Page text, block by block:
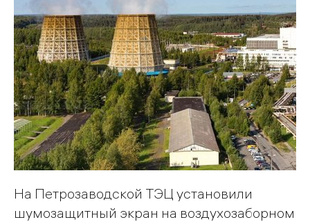
На Петрозаводской ТЭЦ установили
шумозащитный экран на воздухозаборном